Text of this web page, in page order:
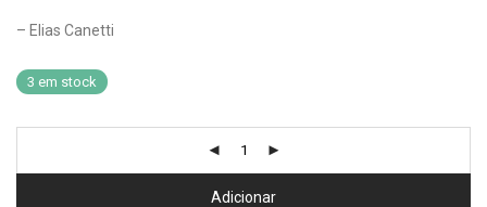
– Elias Canetti
3 em stock
Adicionar